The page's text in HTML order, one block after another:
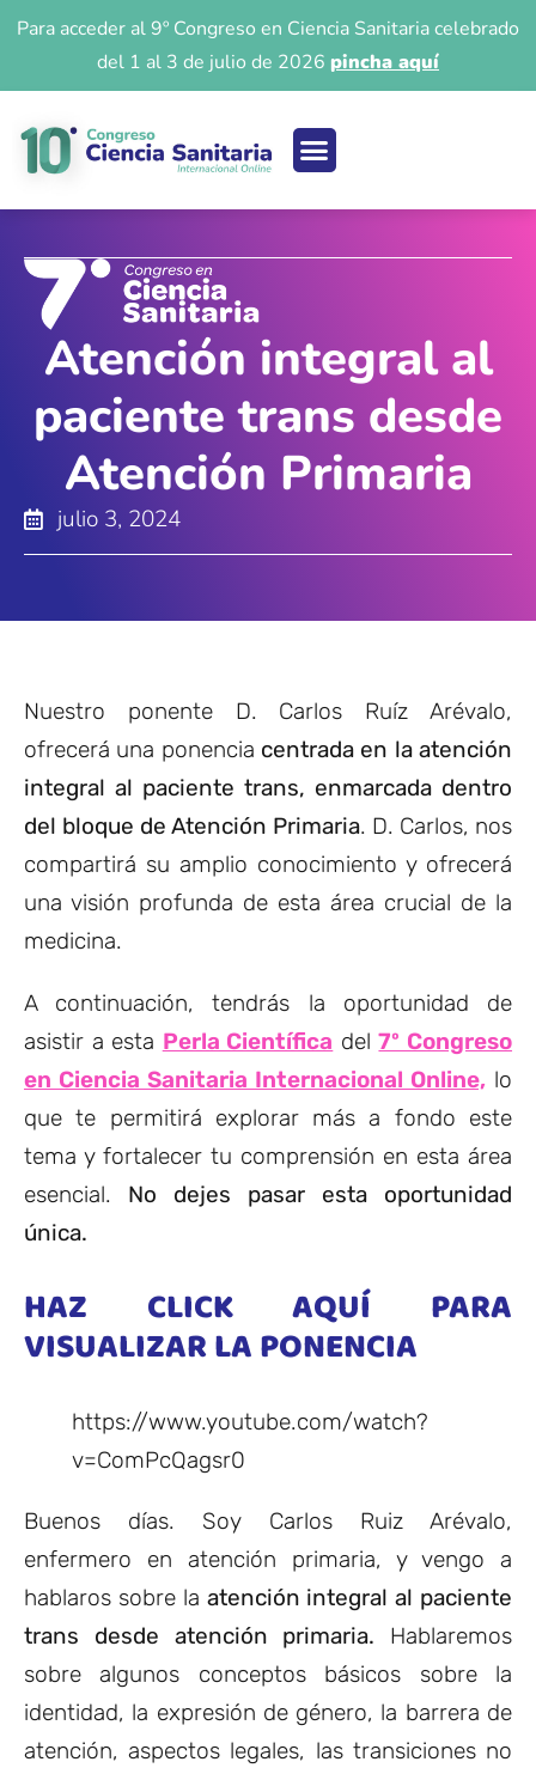
Para acceder al 9º Congreso en Ciencia Sanitaria celebrado
del 1 al 3 de julio de 2026 pincha aquí
Atención integral al
paciente trans desde
Atención Primaria
julio 3, 2024
Nuestro ponente D. Carlos Ruíz Arévalo,
ofrecerá una ponencia centrada en la atención
integral al paciente trans, enmarcada dentro
del bloque de Atención Primaria. D. Carlos, nos
compartirá su amplio conocimiento y ofrecerá
una visión profunda de esta área crucial de la
medicina.
A continuación, tendrás la oportunidad de
asistir a esta Perla Científica del7º Congreso
en Ciencia Sanitaria Internacional Online, lo
que te permitirá explorar más a fondo este
tema y fortalecer tu comprensión en esta área
esencial. No dejes pasar esta oportunidad
única.
HAZ CLICK AQUÍ PARA
VISUALIZAR LA PONENCIA
https://www.youtube.com/watch?
v=ComPcQagsr0
Buenos días. Soy Carlos Ruiz Arévalo,
enfermero en atención primaria, y vengo a
hablaros sobre la atención integral al paciente
trans desde atención primaria. Hablaremos
sobre algunos conceptos básicos sobre la
identidad, la expresión de género, la barrera de
atención, aspectos legales, las transiciones no